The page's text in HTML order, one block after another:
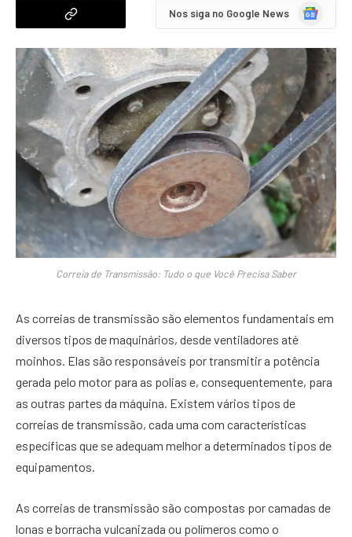
Nos siga no Google News
Google
Correia de Transmissão: Tudo o que Você Precisa Saber
As correias de transmissão são elementos fundamentais em
diversos tipos de maquinários, desde ventiladores até
moinhos. Elas são responsáveis por transmitir a potência
gerada pelo motor para as polias e, consequentemente, para
as outras partes da máquina. Existem vários tipos de
correias de transmissão, cada uma com características
específicas que se adequam melhor a determinados tipos de
equipamentos.
As correias de transmissão são compostas por camadas de
lonas e borracha vulcanizada ou polímeros como o